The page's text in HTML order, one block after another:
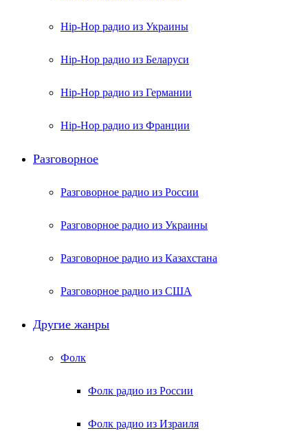
Hip-Hop радио из Украины
Hip-Hop радио из Беларуси
Hip-Hop радио из Германии
Hip-Hop радио из Франции
Разговорное
Разговорное радио из России
Разговорное радио из Украины
Разговорное радио из Казахстана
Разговорное радио из США
Другие жанры
Фолк
Фолк радио из России
Фолк радио из Израиля